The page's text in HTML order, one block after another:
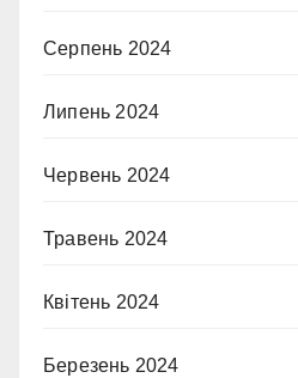
Серпень 2024
Липень 2024
Червень 2024
Травень 2024
Квітень 2024
Березень 2024